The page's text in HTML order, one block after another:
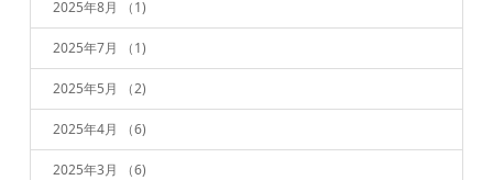
2025年8月 （1)
2025年7月 （1)
2025年5月 （2)
2025年4月 （6)
2025年3月 （6)